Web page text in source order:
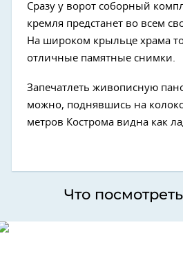
Сразу у ворот соборный
кремля предстанет во всем
На широком крыльце храма
отличные памятные снимки.
Запечатлеть живописную
можно, поднявшись на
метров Кострома видна как
Что